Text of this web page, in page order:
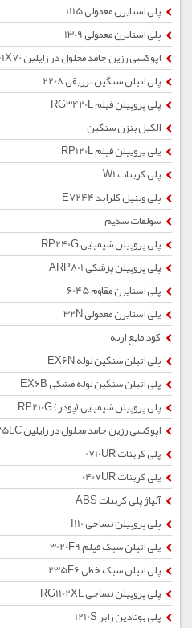
پلی استایرن معمولی 1115
پلی استایرن معمولی 1309
اپوکسی رزین جامد محلول در زایلین E01X70
پلی اتیلن سنگین تزریقی 2208
پلی پروپیلن فیلم RG3420L
الکیل بنزن سنگین
پلی پروپیلن فیلم RP120L
پلی کربنات W1
پلی وینیل کلراید E7244
سولفات سدیم
پلی پروپیلن شیمیایی RP240G
پلی پروپیلن پزشکی ARP801
پلی استایرن مقاوم 6045
پلی استایرن معمولی 32N
کود مایع ازته
پلی اتیلن سنگین لوله EX6N
پلی اتیلن سنگین لوله مشکی EX6B
پلی پروپیلن شیمیایی (پودر) RP210G
اپوکسی رزین جامد محلول در زایلین E1X75LC
پلی کربنات 0710UR
پلی کربنات 0407UR
آلیاژ پلی کربنات ABS
پلی پروپیلن نساجی I110
پلی اتیلن سبک فیلم 3020F9
پلی اتیلن سبک خطی 235F6
پلی پروپیلن نساجی RG1102XL
پلی بوتادین رابر 1210S